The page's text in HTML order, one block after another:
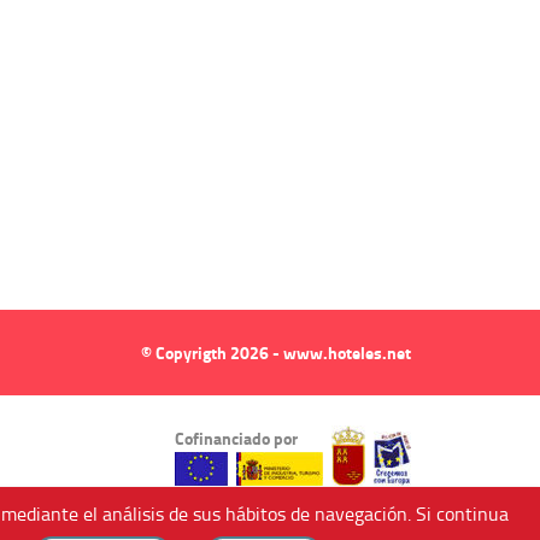
© Copyrigth 2026 - www.hoteles.net
Cofinanciado por
el análisis de sus hábitos de navegación. Si continua